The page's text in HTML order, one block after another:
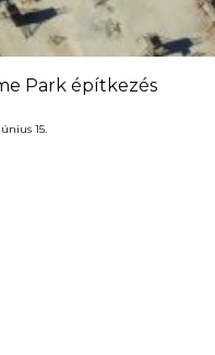
Park építkezés
15.